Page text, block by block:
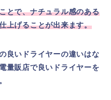
とで、ナチュラル感のある
上げることが出来ます。
良いドライヤーの違いはな
量販店で良いドライヤーを